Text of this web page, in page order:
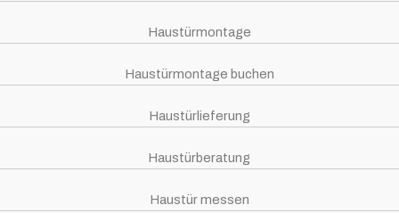
Haustürmontage
Haustürmontage buchen
Haustürlieferung
Haustürberatung
Haustür messen